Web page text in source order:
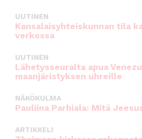
UUTINEN
Kansalaisyhteiskunnan tila
verkossa
UUTINEN
Lähetysseuralta apua
maanjäristyksen uhreille
NÄKÖKULMA
Pauliina Parhiala: Mitä
ARTIKKELI